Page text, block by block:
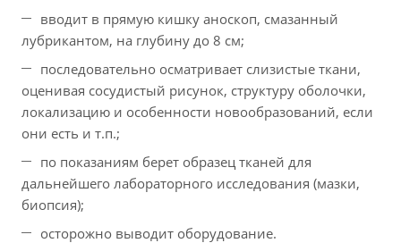
вводит в прямую кишку аноскоп, смазанный
лубрикантом, на глубину до 8 см;
последовательно осматривает слизистые ткани,
оценивая сосудистый рисунок, структуру оболочки,
локализацию и особенности новообразований, если
они есть и т.п.;
по показаниям берет образец тканей для
дальнейшего лабораторного исследования (мазки,
биопсия);
осторожно выводит оборудование.